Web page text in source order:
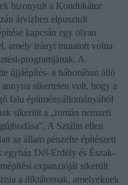
bizonyult a Kondukátor
árvízben elpusztult
kapcsán egy olyan
amely irányt mutatott volna
programjának. A
újjáépítés- a háborúban álló
sikertelen volt, hogy a
falu építményállományából
sikerült a „román nemzeti
. A Sztálin ellen
az állam pénzelte építészeti
egyház Dél-Erdély és Észak-
expanzióját sikerült
a diktátornak, amelyeknek